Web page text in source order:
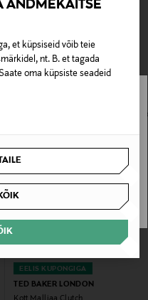
ANDMEKAITSE
et küpsiseid võib teie
nt. B. et tagada
oma küpsiste seadeid
Mõõdud: 22 × 15
EELIS KUPONGIGA
TED BAKER LONDON
saadaval.